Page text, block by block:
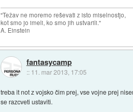
"Težav ne moremo reševati z isto miselnostjo,
kot smo jo imeli, ko smo jih ustvarili."
A. Einstein
fantasycamp
:: 11. mar 2013, 17:05
treba it not z vojsko čim prej, vse vojne prej
se razcveti ustaviti.